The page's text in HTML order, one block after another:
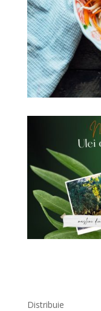
Distribuie